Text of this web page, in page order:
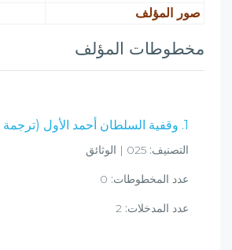
صور المؤلف
مخطوطات المؤلف
1. وقفية السلطان أحمد الأول (ترجمة عربية)
التصنيف:
عدد المخطوطات:
عدد المدخلات: